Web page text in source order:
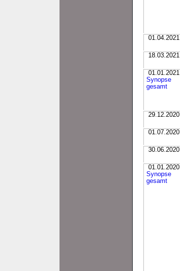
01.04.2021
18.03.2021
01.01.2021
Synopse
gesamt
29.12.2020
01.07.2020
30.06.2020
01.01.2020
Synopse
gesamt